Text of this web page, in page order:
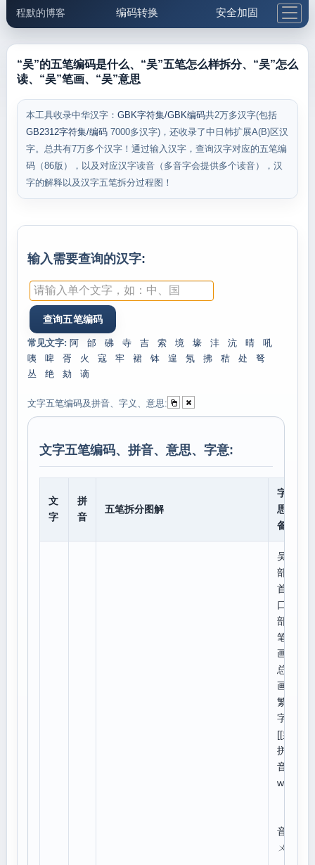
程默的博客 编码转换 安全加固
邮件工具 生活便民 更多工具
5.1支付宝大红包
“吴”的五笔编码是什么、“吴”五笔怎么样拆分、“吴”怎么
读、“吴”笔画、“吴”意思
本工具收录中华汉字： GBK字符集/GBK编码共2万多汉字(包括
GB2312字符集/编码 7000多汉字)，还收录了中日韩扩展A(B)区汉
字。总共有7万多个汉字！通过输入汉字，查询汉字对应的五笔编
码（86版），以及对应汉字读音（多音字会提供多个读音），汉
字的解释以及汉字五笔拆分过程图！
输入需要查询的汉字:
常见文字: 阿 邰 砩 寺 吉 索 境 壕 沣 沆 晴
吼
咦
啤 胥 火 寇 牢 裙 钵 遑 氖 拂 秸 处
弩
丛
绝 劾 谪
文字五笔编码及拼音、字义、意思:
文字五笔编码、拼音、意思、字意:
文
字
拼
音
五笔拆分图解
字意
思、
备注
吴
部
首:
口,
部外
笔
画:4,
总笔
画:7
繁体
字:
[[吳]]
拼
音：
wú
音：
ㄨˊ